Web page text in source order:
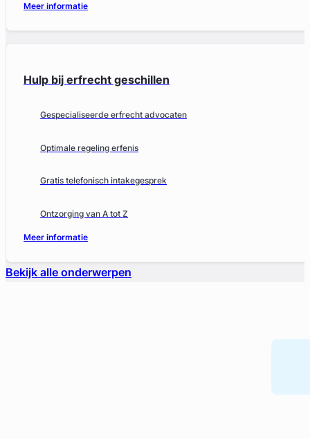
Meer informatie
Hulp bij erfrecht geschillen
Gespecialiseerde erfrecht advocaten
Optimale regeling erfenis
Gratis telefonisch intakegesprek
Ontzorging van A tot Z
Meer informatie
Bekijk alle onderwerpen